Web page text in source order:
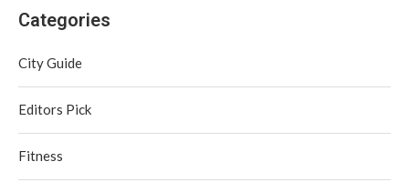
Categories
City Guide
Editors Pick
Fitness